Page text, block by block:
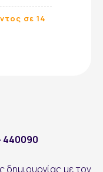
σε 14
440090
με τον